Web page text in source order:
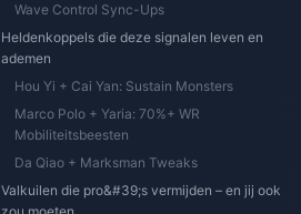
Wave Control Sync-Ups
Heldenkoppels die deze signalen leven en
ademen
Hou Yi + Cai Yan: Sustain Monsters
Marco Polo + Yaria: 70%+ WR
Mobiliteitsbeesten
Da Qiao + Marksman Tweaks
Valkuilen die pro&#39;s vermijden – en jij ook